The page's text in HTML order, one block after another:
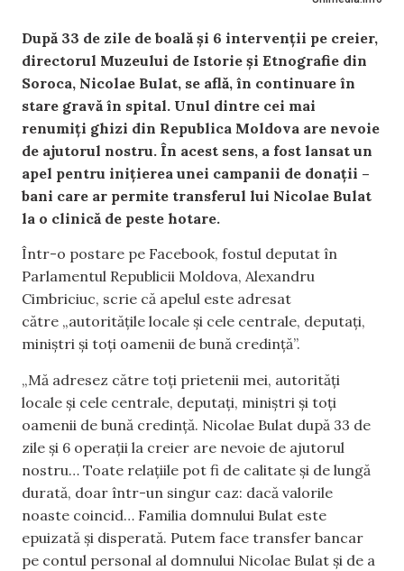
După 33 de zile de boală și 6 intervenții pe creier,
directorul Muzeului de Istorie și Etnografie din
Soroca, Nicolae Bulat, se află, în continuare în
stare gravă în spital. Unul dintre cei mai
renumiți ghizi din Republica Moldova are nevoie
de ajutorul nostru. În acest sens, a fost lansat un
apel pentru inițierea unei campanii de donații –
bani care ar permite transferul lui Nicolae Bulat
la o clinică de peste hotare.
Într-o postare pe Facebook, fostul deputat în
Parlamentul Republicii Moldova, Alexandru
Cimbriciuc, scrie că apelul este adresat
către „autoritățile locale și cele centrale, deputați,
miniștri și toți oamenii de bună credință”.
„Mă adresez către toți prietenii mei, autorități
locale și cele centrale, deputați, miniștri și toți
oamenii de bună credință. Nicolae Bulat după 33 de
zile și 6 operații la creier are nevoie de ajutorul
nostru… Toate relațiile pot fi de calitate şi de lungă
durată, doar într-un singur caz: dacă valorile
noaste coincid… Familia domnului Bulat este
epuizată și disperată. Putem face transfer bancar
pe contul personal al domnului Nicolae Bulat și de a